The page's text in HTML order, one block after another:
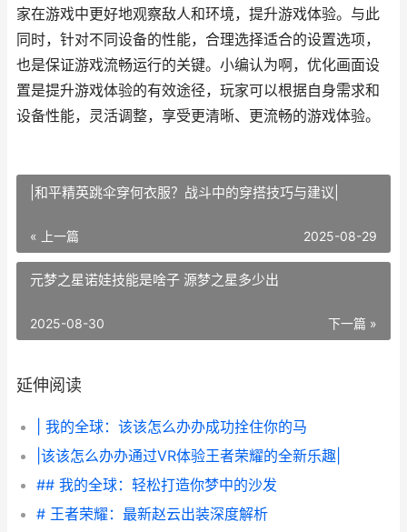
家在游戏中更好地观察敌人和环境，提升游戏体验。与此
同时，针对不同设备的性能，合理选择适合的设置选项，
也是保证游戏流畅运行的关键。小编认为啊，优化画面设
置是提升游戏体验的有效途径，玩家可以根据自身需求和
设备性能，灵活调整，享受更清晰、更流畅的游戏体验。
|和平精英跳伞穿何衣服？战斗中的穿搭技巧与建议|
« 上一篇 2025-08-29
元梦之星诺娃技能是啥子 源梦之星多少出
下一篇 »
2025-08-30
延伸阅读
| 我的全球：该该怎么办办成功拴住你的马
|该该怎么办办通过VR体验王者荣耀的全新乐趣|
## 我的全球：轻松打造你梦中的沙发
# 王者荣耀：最新赵云出装深度解析